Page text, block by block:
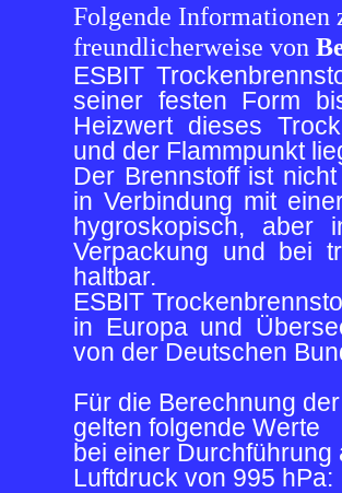
Folgende
freundlicherweise von
ESBIT
seiner festen Form
Heizwert dieses
und der Flammpunkt
Der Brennstoff ist
in Verbindung mit
hygroskopisch, aber
Verpackung und bei
haltbar.
ESBIT
in Europa und
von der Deutschen
Für die Berechnung
gelten folgende Werte
bei einer Durchführung
Luftdruck von 995 hPa: